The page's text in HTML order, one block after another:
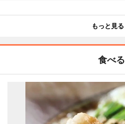
もっと見る
食べる